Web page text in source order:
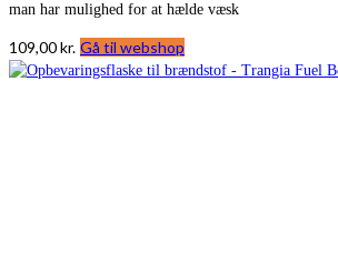
man har mulighed for at hælde væsk
109,00kr. Gå til webshop